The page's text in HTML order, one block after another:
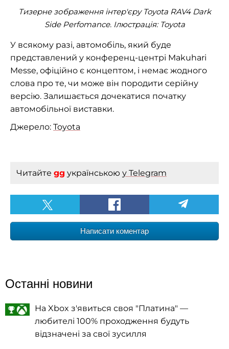
Тизерне зображення інтер'єру Toyota RAV4 Dark
Side Perfomance. Ілюстрація: Toyota
У всякому разі, автомобіль, який буде
представлений у конференц-центрі Makuhari
Messe, офіційно є концептом, і немає жодного
слова про те, чи може він породити серійну
версію. Залишається дочекатися початку
автомобільної виставки.
Джерело: Toyota
Читайте gg українською у Telegram
Написати коментар
Останні новини
На Xbox з'явиться своя "Платина" —
любителі 100% проходження будуть
відзначені за свої зусилля